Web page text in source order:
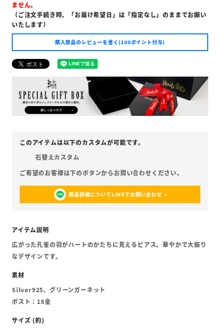
ません。
（ご注文手続き時、「お届け希望日」は「指定なし」のままでお願い
いたします）
購入商品のレビューを書く(100ポイント付与)
石替えカスタム
商品詳細についてLINEでお問い合わせ
広がった孔雀の羽がハートのかたちに見えるピアス。華やかで大振り
なデザインです。
Silver925、グリーンガーネット
ポスト：18金